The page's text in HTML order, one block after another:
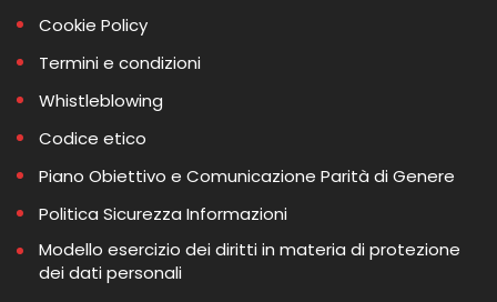
Cookie Policy
Termini e condizioni
Whistleblowing
Codice etico
Piano Obiettivo e Comunicazione Parità di Genere
Politica Sicurezza Informazioni
Modello esercizio dei diritti in materia di protezione
dei dati personali